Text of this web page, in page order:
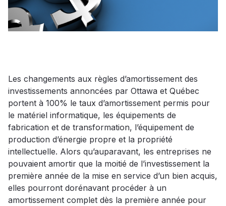
Les changements aux règles d’amortissement des
investissements annoncées par Ottawa et Québec
portent à 100% le taux d’amortissement permis pour
le matériel informatique, les équipements de
fabrication et de transformation, l’équipement de
production d’énergie propre et la propriété
intellectuelle. Alors qu’auparavant, les entreprises ne
pouvaient amortir que la moitié de l’investissement la
première année de la mise en service d’un bien acquis,
elles pourront dorénavant procéder à un
amortissement complet dès la première année pour